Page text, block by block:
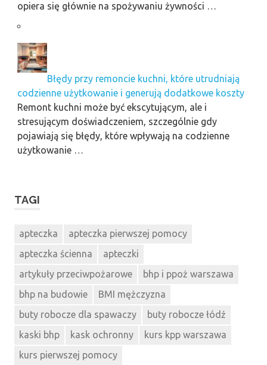
opiera się głównie na spożywaniu żywności …
Błędy przy remoncie kuchni, które utrudniają
codzienne użytkowanie i generują dodatkowe koszty
Remont kuchni może być ekscytującym, ale i
stresującym doświadczeniem, szczególnie gdy
pojawiają się błędy, które wpływają na codzienne
użytkowanie …
TAGI
apteczka
apteczka pierwszej pomocy
apteczka ścienna
apteczki
artykuły przeciwpożarowe
bhp i ppoż warszawa
bhp na budowie
BMI mężczyzna
buty robocze dla spawaczy
buty robocze łódź
kaski bhp
kask ochronny
kurs kpp warszawa
kurs pierwszej pomocy